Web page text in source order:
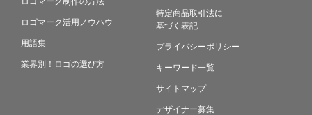
ロゴマーク活用ノウハウ
用語集
業界別！ロゴの選び方
特定商品取引法に
基づく表記
プライバシーポリシー
キーワード一覧
サイトマップ
デザイナー募集